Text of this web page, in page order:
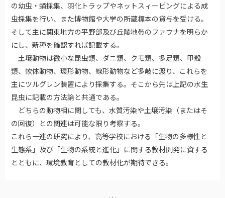
の幼虫・蛹採集、羽化トラップやネットスィーピングによる成
虫採集を行い、また博物館や大学の所蔵標本の貸与を受ける。
そして主に関東地方の平野部及び丘陵地帯のファウナを明らか
にし、新種を確認すれば記載する。
土壌動物は微小な昆虫類、ダニ類、クモ類、多足類、甲殻
類、軟体動物、環形動物、線形動物など多岐に渡り、これらを
主にツルグレン装置により採集する。そこから先は上記の水生
昆虫に記載の方法論と共通である。
どちらの動物相に関しても、水質汚染や土壌汚染（またはそ
の回復）との関連は可能な限り考察する。
これら一連の研究により、高等学校における「生物の多様性と
生態系」及び「生物の系統と進化」に関する教材開発に資する
とともに、環境教育としての教材化が期待できる。